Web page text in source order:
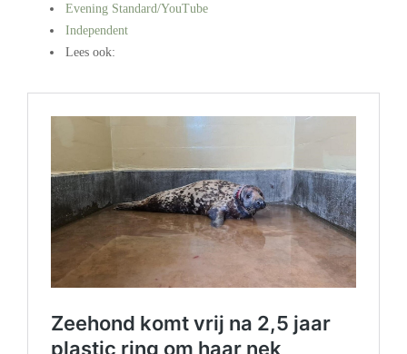
Evening Standard/YouTube
Independent
Lees ook: